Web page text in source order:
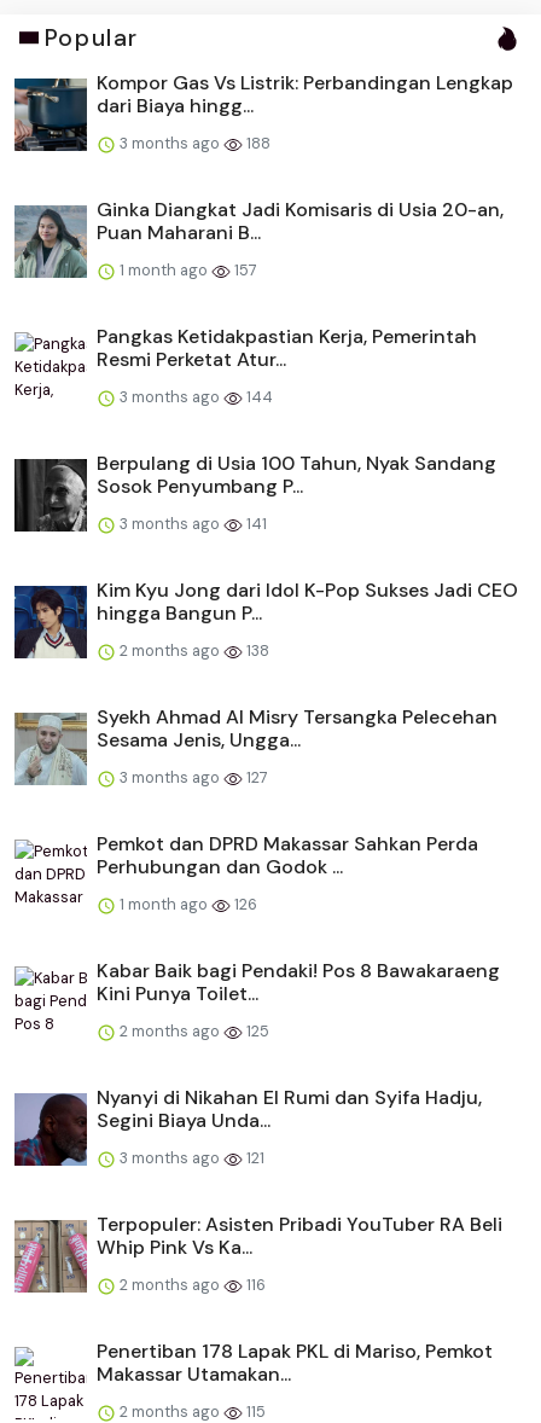
Popular
Kompor Gas Vs Listrik: Perbandingan Lengkap
dari Biaya hingg...
3 months ago 188
Ginka Diangkat Jadi Komisaris di Usia 20-an,
Puan Maharani B...
1 month ago 157
Pangkas Ketidakpastian Kerja, Pemerintah
Resmi Perketat Atur...
3 months ago 144
Berpulang di Usia 100 Tahun, Nyak Sandang
Sosok Penyumbang P...
3 months ago 141
Kim Kyu Jong dari Idol K-Pop Sukses Jadi CEO
hingga Bangun P...
2 months ago 138
Syekh Ahmad Al Misry Tersangka Pelecehan
Sesama Jenis, Ungga...
3 months ago 127
Pemkot dan DPRD Makassar Sahkan Perda
Perhubungan dan Godok ...
1 month ago 126
Kabar Baik bagi Pendaki! Pos 8 Bawakaraeng
Kini Punya Toilet...
2 months ago 125
Nyanyi di Nikahan El Rumi dan Syifa Hadju,
Segini Biaya Unda...
3 months ago 121
Terpopuler: Asisten Pribadi YouTuber RA Beli
Whip Pink Vs Ka...
2 months ago 116
Penertiban 178 Lapak PKL di Mariso, Pemkot
Makassar Utamakan...
2 months ago 115